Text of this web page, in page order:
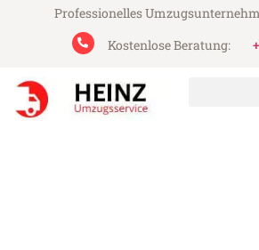
Professionelles
Kostenlose Beratung: